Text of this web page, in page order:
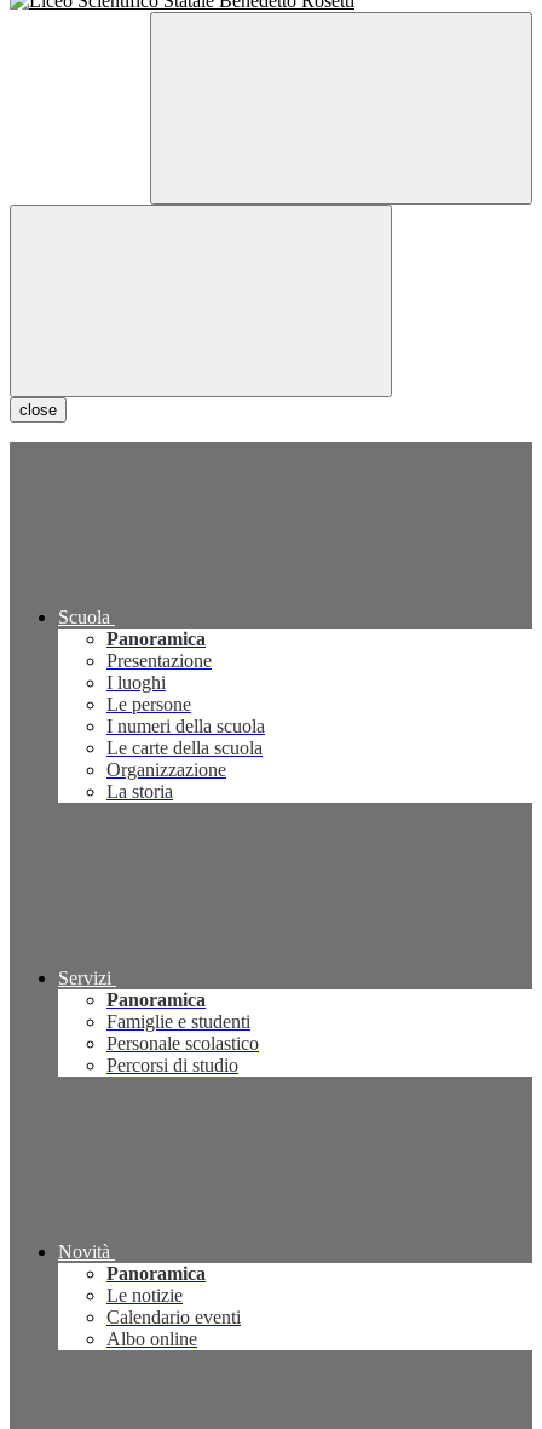
close
Scuola
Panoramica
Presentazione
I luoghi
Le persone
I numeri della scuola
Le carte della scuola
Organizzazione
La storia
Servizi
Panoramica
Famiglie e studenti
Personale scolastico
Percorsi di studio
Novità
Panoramica
Le notizie
Calendario eventi
Albo online